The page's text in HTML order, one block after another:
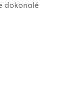
dokonalé